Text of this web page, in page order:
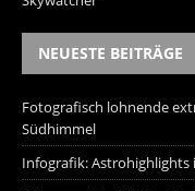
NEUESTE BEITRÄGE
Fotografisch lohnende
Südhimmel
Infografik: Astrohighlights